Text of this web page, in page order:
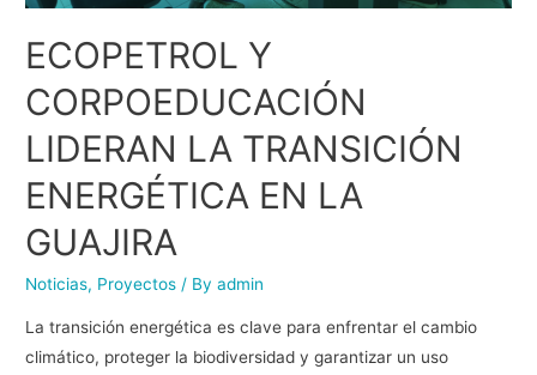
ECOPETROL Y
CORPOEDUCACIÓN
LIDERAN LA TRANSICIÓN
ENERGÉTICA EN LA
GUAJIRA
Noticias, Proyectos / Byadmin
La transición energética es clave para enfrentar el cambio
climático, proteger la biodiversidad y garantizar un uso